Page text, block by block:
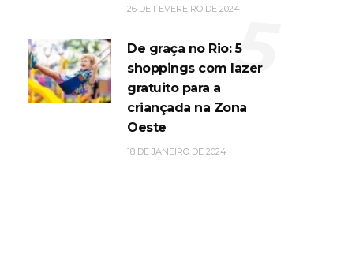
26 DE FEVEREIRO DE 2024
De graça no Rio: 5
shoppings com lazer
gratuito para a
criançada na Zona
Oeste
18 DE JANEIRO DE 2024
5